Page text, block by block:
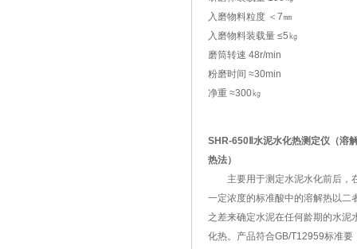
入磨物料粒度 ＜7㎜
入磨物料装载量 ≤5㎏
磨筒转速 48r/min
粉磨时间 ≈30min
净重 ≈300㎏
SHR-650Ⅱ水泥水化热测定仪（溶
热法）
主要用于测定水泥水化前后，
一定浓度的标准酸中的溶解热以二
之差来确定水泥在任何龄期的水泥
化热。产品符合GB/T12959标准要